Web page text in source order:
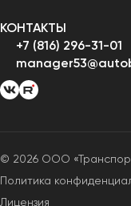
КОНТАКТЫ
+7 (816) 296-31-01
© 2026 ООО
Политика
Лицензия